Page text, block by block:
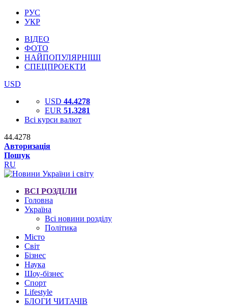
РУС
УКР
ВІДЕО
ФОТО
НАЙПОПУЛЯРНІШІ
СПЕЦПРОЕКТИ
USD
USD 44.4278
EUR 51.3281
Всі курси валют
44.4278
Авторизація
Пошук
RU
ВСІ РОЗДІЛИ
Головна
Україна
Всі новини розділу
Політика
Місто
Світ
Бізнес
Наука
Шоу-бізнес
Спорт
Lifestyle
БЛОГИ ЧИТАЧІВ